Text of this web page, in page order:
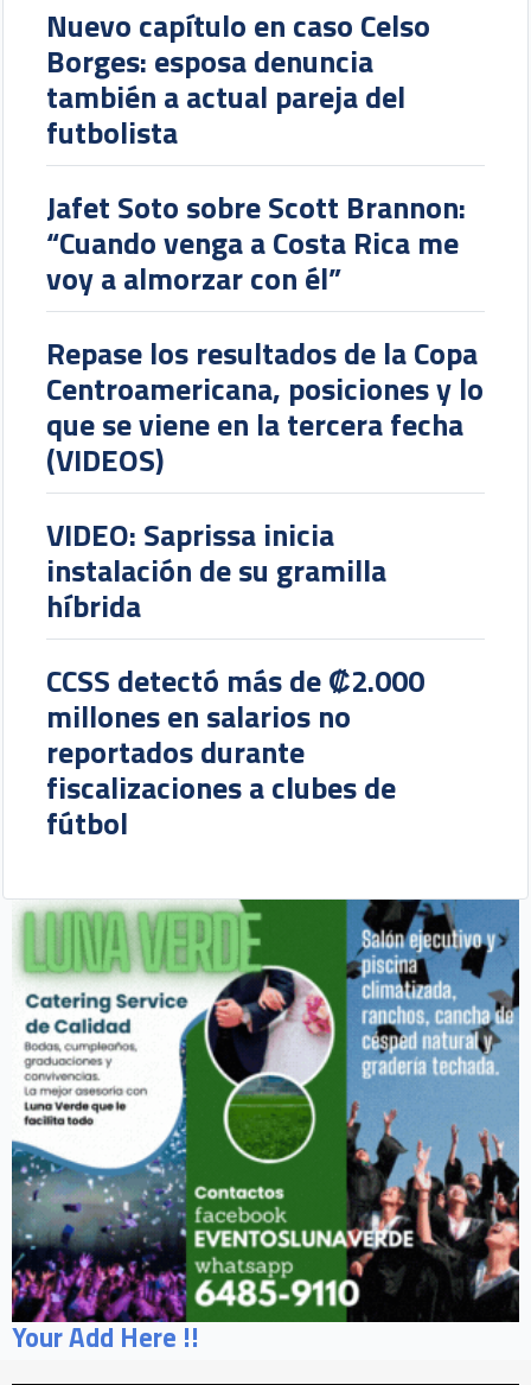
Nuevo capítulo en caso Celso
Borges: esposa denuncia
también a actual pareja del
futbolista
Jafet Soto sobre Scott Brannon:
“Cuando venga a Costa Rica me
voy a almorzar con él”
Repase los resultados de la Copa
Centroamericana, posiciones y lo
que se viene en la tercera fecha
(VIDEOS)
VIDEO: Saprissa inicia
instalación de su gramilla
híbrida
CCSS detectó más de ₡2.000
millones en salarios no
reportados durante
fiscalizaciones a clubes de
fútbol
Your Add Here !!